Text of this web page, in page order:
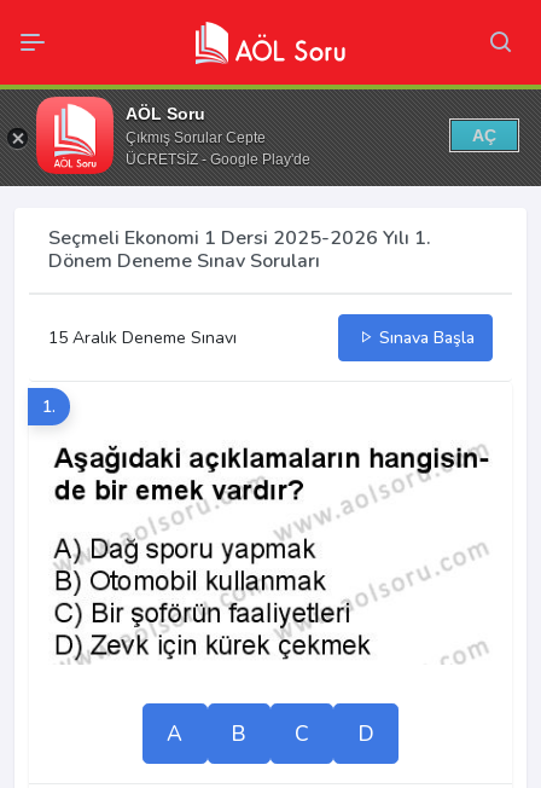
AÖL Soru
Çıkmış Sorular Cepte
ÜCRETSİZ - Google Play'de
AÇ
Seçmeli Ekonomi 1 Dersi 2025-2026 Yılı 1.
Dönem Deneme Sınav Soruları
15 Aralık Deneme Sınavı Sınava Başla
1.
A B C D